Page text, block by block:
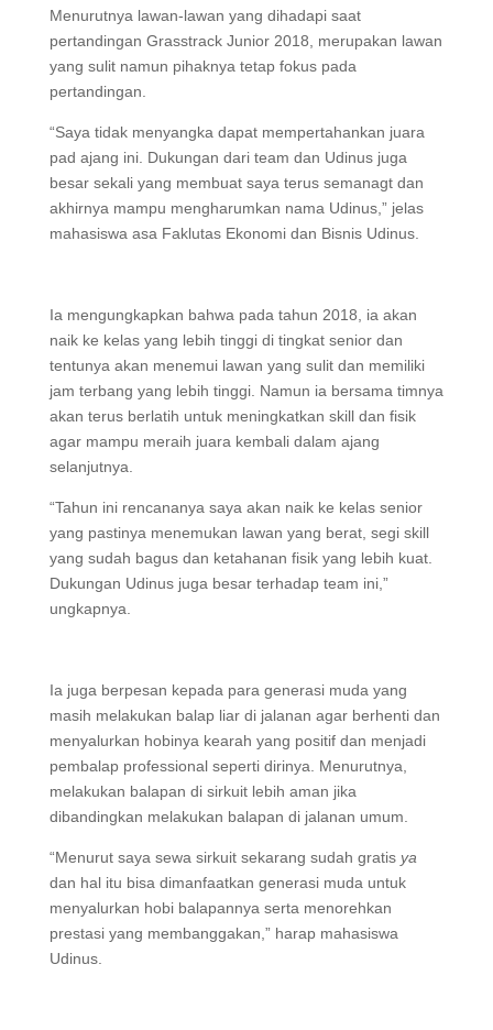
Menurutnya lawan-lawan yang dihadapi saat
pertandingan Grasstrack Junior 2018, merupakan lawan
yang sulit namun pihaknya tetap fokus pada
pertandingan.
“Saya tidak menyangka dapat mempertahankan juara
pad ajang ini. Dukungan dari team dan Udinus juga
besar sekali yang membuat saya terus semanagt dan
akhirnya mampu mengharumkan nama Udinus,” jelas
mahasiswa asa Faklutas Ekonomi dan Bisnis Udinus.
Ia mengungkapkan bahwa pada tahun 2018, ia akan
naik ke kelas yang lebih tinggi di tingkat senior dan
tentunya akan menemui lawan yang sulit dan memiliki
jam terbang yang lebih tinggi. Namun ia bersama timnya
akan terus berlatih untuk meningkatkan skill dan fisik
agar mampu meraih juara kembali dalam ajang
selanjutnya.
“Tahun ini rencananya saya akan naik ke kelas senior
yang pastinya menemukan lawan yang berat, segi skill
yang sudah bagus dan ketahanan fisik yang lebih kuat.
Dukungan Udinus juga besar terhadap team ini,”
ungkapnya.
Ia juga berpesan kepada para generasi muda yang
masih melakukan balap liar di jalanan agar berhenti dan
menyalurkan hobinya kearah yang positif dan menjadi
pembalap professional seperti dirinya. Menurutnya,
melakukan balapan di sirkuit lebih aman jika
dibandingkan melakukan balapan di jalanan umum.
“Menurut saya sewa sirkuit sekarang sudah gratis ya
dan hal itu bisa dimanfaatkan generasi muda untuk
menyalurkan hobi balapannya serta menorehkan
prestasi yang membanggakan,” harap mahasiswa
Udinus.